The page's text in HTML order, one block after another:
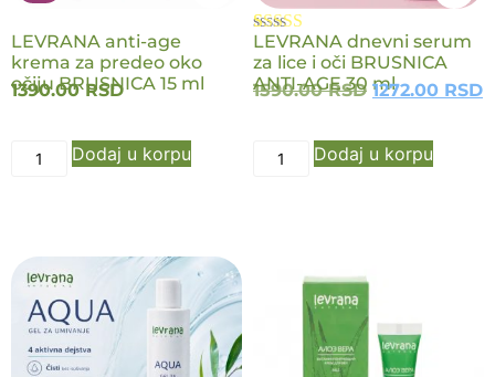
LEVRANA anti-age
krema za predeo oko
očiju BRUSNICA 15 ml
1390.00RSD
Dodaj u korpu
Ocenjeno
4.50od 5
na osnovu
2
ocene
LEVRANA dnevni serum
za lice i oči BRUSNICA
ANTI-AGE 30 ml
1590.00RSD 1272.00 RSD
Dodaj u korpu